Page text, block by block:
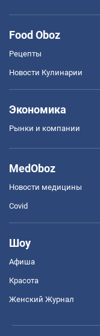
Food Oboz
Рецепты
Новости Кулинарии
Экономика
Рынки и компании
MedOboz
Новости медицины
Covid
Шоу
Афиша
Красота
Женский Журнал